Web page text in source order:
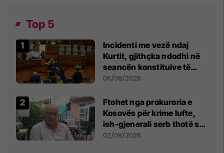
Top 5
Incidenti me vezë ndaj
Kurtit, gjithçka ndodhi në
seancën konstituive të
Kuvendit
06/08/2026
Ftohet nga prokuroria e
Kosovës për krime lufte,
ish-gjenerali serb thotë se
dikush e tradhtoi në
02/08/2026